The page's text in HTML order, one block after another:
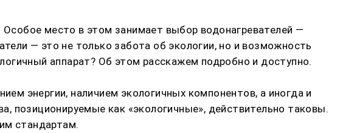
место в этом занимает выбор водонагревателей —
— это не только забота об экологии, но и возможность
аппарат? Об этом расскажем подробно и доступно.
энергии, наличием экологичных компонентов, а иногда и
позиционируемые как «экологичные», действительно таковы.
стандартам.